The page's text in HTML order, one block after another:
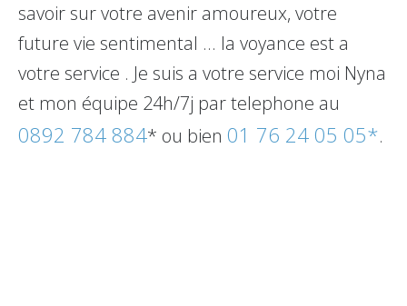
savoir sur votre avenir amoureux, votre
future vie sentimental ... la voyance est a
votre service . Je suis a votre service moi Nyna
et mon équipe 24h/7j par telephone au
0892 784 884* ou bien 01 76 24 05 05*.